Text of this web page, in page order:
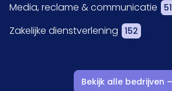
Media, reclame & communicatie 51
Zakelijke dienstverlening 152
Bekijk alle bedrijven